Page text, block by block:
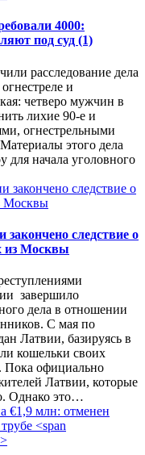
4000:
под суд (1)
расследование дела
и
четверо мужчин в
лихие 90-е и
огнестрельными
этого дела
для начала уголовного
следствие о
из Москвы
завершило
дела в отношении
С мая по
Латвии, базируясь в
кошельки своих
Пока официально
Латвии, которые
Однако это…